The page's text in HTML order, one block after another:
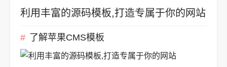
利用丰富的源码模板,打造专属于你的网站
了解苹果CMS模板